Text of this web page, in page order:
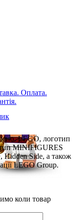
Оплата.
LEGO, логотип
MINIFIGURES
Side, а також
LEGO Group.
коли товар